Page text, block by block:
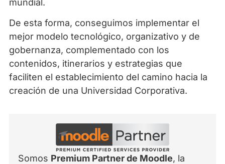
mundial.
De esta forma, conseguimos implementar el
mejor modelo tecnológico, organizativo y de
gobernanza, complementado con los
contenidos, itinerarios y estrategias que
faciliten el establecimiento del camino hacia la
creación de una Universidad Corporativa.
Somos Premium Partner de Moodle, la